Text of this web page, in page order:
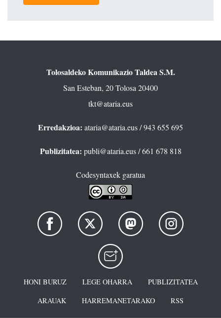
Tolosaldeko Komunikazio Taldea S.M.
San Esteban, 20 Tolosa 20400
tkt@ataria.eus
Erredakzioa: ataria@ataria.eus/ 943 655 695
Publizitatea: publi@ataria.eus/ 661 678 818
Codesyntaxek garatua
HONI BURUZ LEGE OHARRA
PUBLIZITATEA
ARAUAK
HARREMANETARAKO RSS